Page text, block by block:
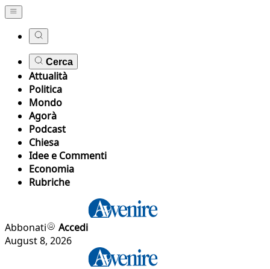
Cerca
Attualità
Politica
Mondo
Agorà
Podcast
Chiesa
Idee e Commenti
Economia
Rubriche
Abbonati
Accedi
August 8, 2026